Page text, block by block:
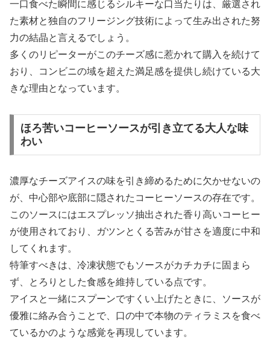
一口食べた瞬間に感じるシルキーな口当たりは、厳選され
た素材と独自のフリージング技術によって生み出された努
力の結晶と言えるでしょう。
多くのリピーターがこのチーズ感に惹かれて購入を続けて
おり、コンビニの域を超えた満足感を提供し続けている大
きな理由となっています。
ほろ苦いコーヒーソースが引き立てる大人な味
わい
濃厚なチーズアイスの味を引き締めるために欠かせないの
が、中心部や底部に隠されたコーヒーソースの存在です。
このソースにはエスプレッソ抽出された香り高いコーヒー
が使用されており、ガツンとくる苦みが甘さを適度に中和
してくれます。
特筆すべきは、冷凍状態でもソースがカチカチに固まら
ず、とろりとした食感を維持している点です。
アイスと一緒にスプーンですくい上げたときに、ソースが
優雅に絡み合うことで、口の中で本物のティラミスを食べ
ているかのような感覚を再現しています。